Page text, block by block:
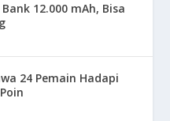
12.000 mAh, Bisa
24 Pemain Hadapi